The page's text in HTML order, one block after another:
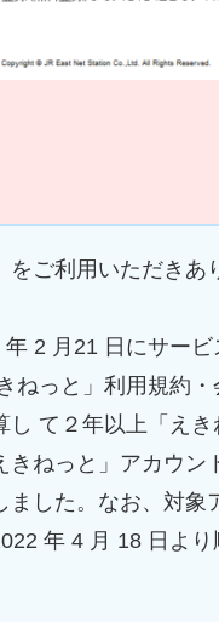
ご利用いただきあ
年 2 月21 日にサー
ねっと」利用規約
し て２年以上「え
きねっと」アカウン
ました。なお、対象
年 4 月 18 日よ